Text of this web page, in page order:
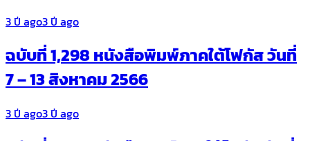
3 ปี ago3 ปี ago
ฉบับที่ 1,298 หนังสือพิมพ์ภาคใต้โฟกัส วันที่
7 – 13 สิงหาคม 2566
3 ปี ago3 ปี ago